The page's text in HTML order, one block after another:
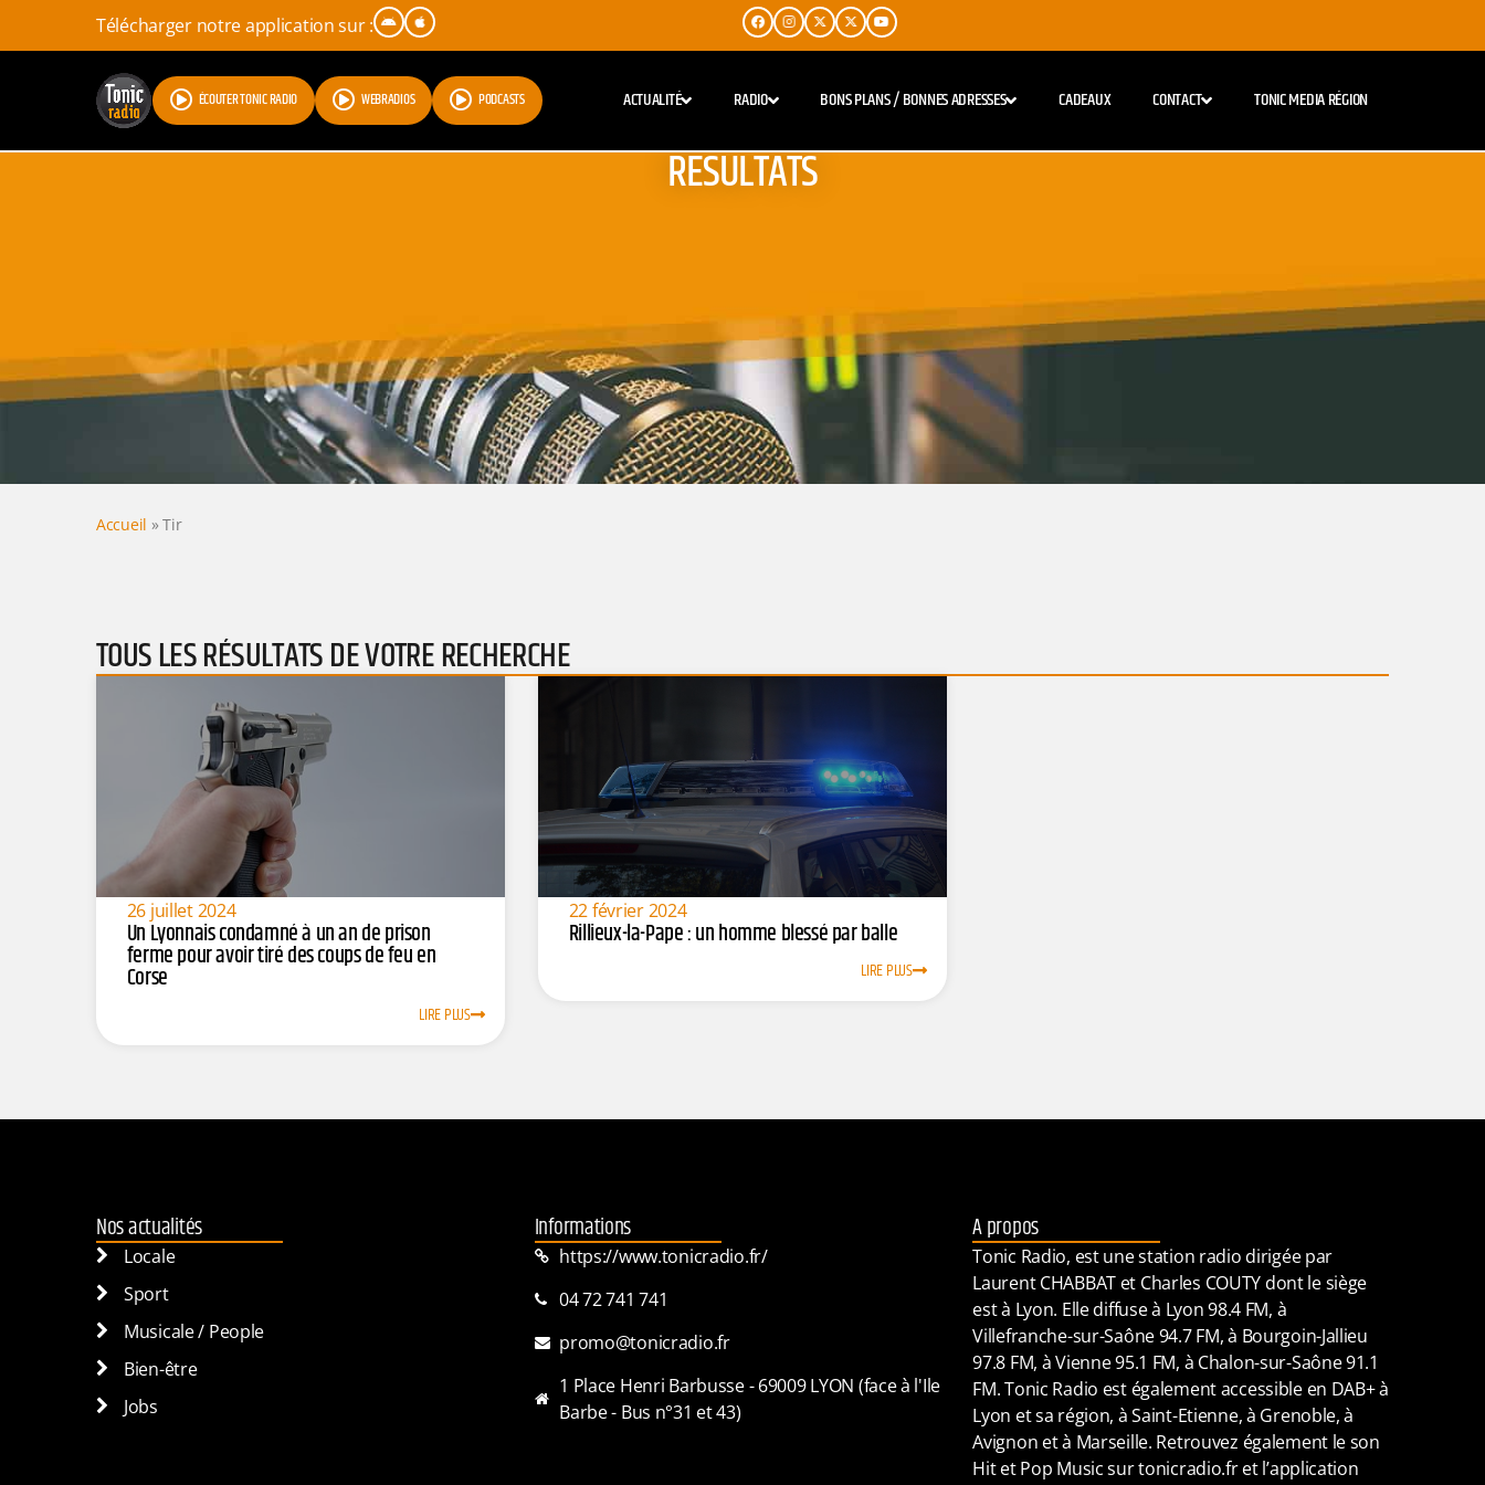
Télécharger notre application sur :
ÉCOUTER TONIC RADIO WEBRADIOS PODCASTS ACTUALITÉ RADIO BONS PLANS / BONNES ADRESSES CADEAUX CONTACT TONIC MEDIA RÉGION
RESULTATS
Accueil »Tir
TOUS LES RÉSULTATS DE VOTRE RECHERCHE
26 juillet 2024
Un Lyonnais condamné à un an de prison
ferme pour avoir tiré des coups de feu en
Corse
LIRE PLUS
22 février 2024
Rillieux-la-Pape : un homme blessé par balle
LIRE PLUS
Nos actualités
Locale
Sport
Musicale / People
Bien-être
Jobs
Informations
https://www.tonicradio.fr/
04 72 741 741
promo@tonicradio.fr
1 Place Henri Barbusse - 69009 LYON (face à l'Ile
Barbe - Bus n°31 et 43)
A propos
Tonic Radio, est une station radio dirigée par
Laurent CHABBAT et Charles COUTY dont le siège
est à Lyon. Elle diffuse à Lyon 98.4 FM, à
Villefranche-sur-Saône 94.7 FM, à Bourgoin-Jallieu
97.8 FM, à Vienne 95.1 FM, à Chalon-sur-Saône 91.1
FM. Tonic Radio est également accessible en DAB+ à
Lyon et sa région, à Saint-Etienne, à Grenoble, à
Avignon et à Marseille. Retrouvez également le son
Hit et Pop Music sur tonicradio.fr et l’application